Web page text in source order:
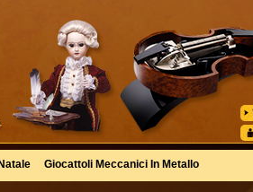
Natale Giocattoli Meccanici In Metallo